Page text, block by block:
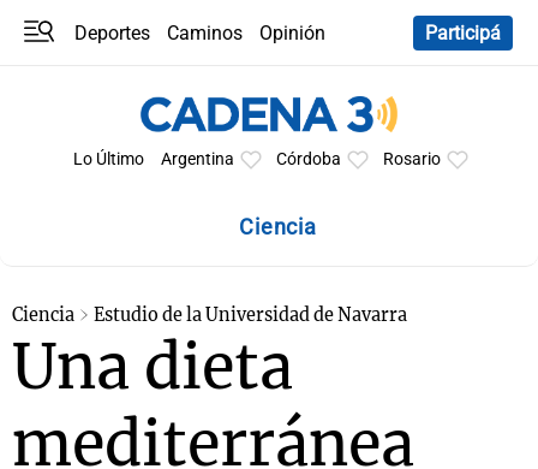
Deportes Caminos
Opinión
Participá
Lo Último Argentina Córdoba Rosario
Ciencia
Ciencia Estudio de la Universidad de Navarra
Una dieta
mediterránea